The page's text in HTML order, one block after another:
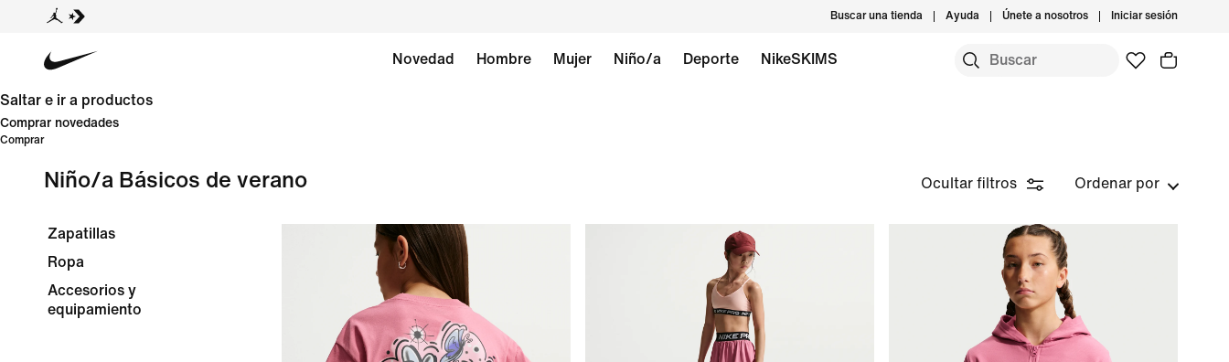
Buscar una tienda Ayuda Únete a nosotros Iniciar sesión
Novedad Hombre Mujer Niño/a Deporte NikeSKIMS
Saltar e ir a productos
Comprar novedades
Comprar
Niño/a Básicos de verano Ocultar filtros Ordenar por
Zapatillas
Ropa
Accesorios y
equipamiento